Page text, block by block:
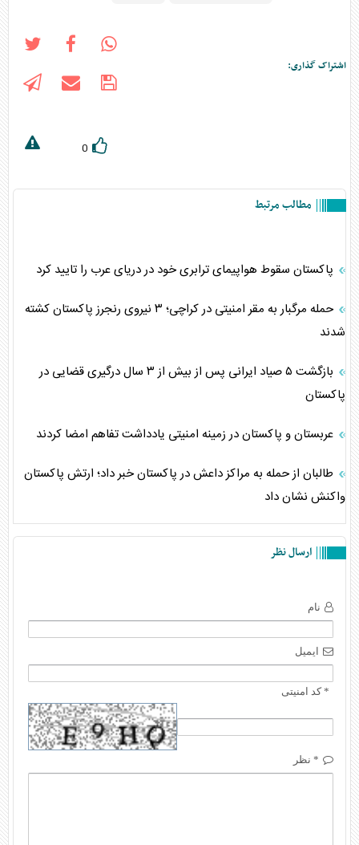
اشتراک گذاری:
0
مطالب مرتبط
پاکستان سقوط هواپیمای ترابری خود در دریای عرب را تایید کرد
حمله مرگبار به مقر امنیتی در کراچی؛ ۳ نیروی رنجرز پاکستان کشته
شدند
بازگشت ۵ صیاد ایرانی پس از بیش از ۳ سال درگیری قضایی در
پاکستان
عربستان و پاکستان در زمینه امنیتی یادداشت تفاهم امضا کردند
طالبان از حمله به مراکز داعش در پاکستان خبر داد؛ ارتش پاکستان
واکنش نشان داد
ارسال نظر
نام
ایمیل
* کد امنیتی
* نظر